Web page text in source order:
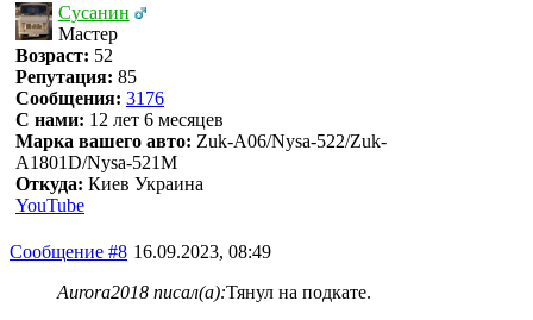
Сусанин
Мастер
Возраст: 52
Репутация: 85
Сообщения: 3176
С нами: 12 лет 6 месяцев
Марка вашего авто: Zuk-A06/Nysa-522/Zuk-
A1801D/Nysa-521M
Откуда: Киев Украина
YouTube
Сообщение #8 16.09.2023, 08:49
Aurora2018 писал(а):Тянул на подкате.